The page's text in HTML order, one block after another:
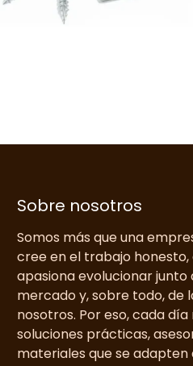
Sobre nosotros
Somos más que una
cree en el trabajo
apasiona evolucionar junto
mercado y, sobre todo, de
nosotros. Por eso, cada
soluciones prácticas,
materiales que se